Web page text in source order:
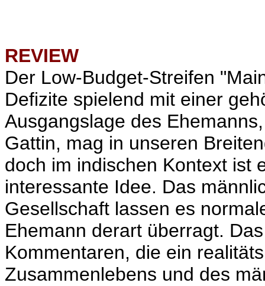
REVIEW
Der Low-Budget-Streifen
Defizite spielend mit einer
Ausgangslage des
Gattin, mag in unseren
doch im indischen Kontext ist
interessante Idee. Das
Gesellschaft lassen es
Ehemann derart überragt.
Kommentaren, die ein
Zusammenlebens und des